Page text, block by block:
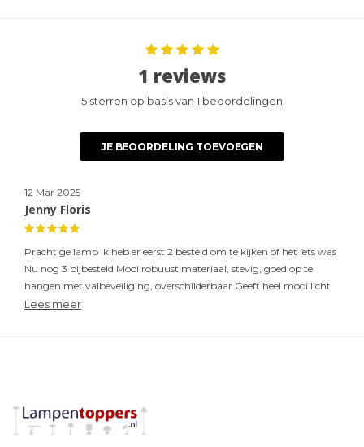
1 reviews
5 sterren op basis van 1 beoordelingen
JE BEOORDELING TOEVOEGEN
12 Mar 2025
Jenny Floris
Prachtige lamp Ik heb er eerst 2 besteld om te kijken of het iets was
Nu nog 3 bijbesteld Mooi robuust materiaal, stevig, goed op te
hangen met valbeveiliging, overschilderbaar Geeft heel mooi licht
naar beneden gericht Ik hang ze in de hal, toiletten en badkamer
watt
Geven ook veel licht Jammer dat je geen lagere wattage lampjes
Lees meer